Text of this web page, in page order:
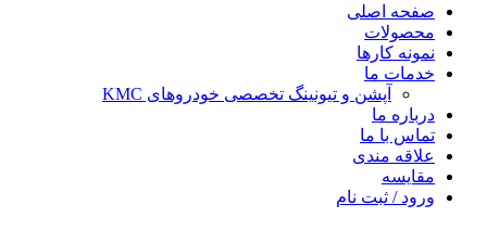
صفحه اصلی
محصولات
نمونه کارها
خدمات ما
آپشن و تیونینگ تخصصی خودروهای KMC
درباره ما
تماس با ما
علاقه مندی
مقايسه
ورود / ثبت نام